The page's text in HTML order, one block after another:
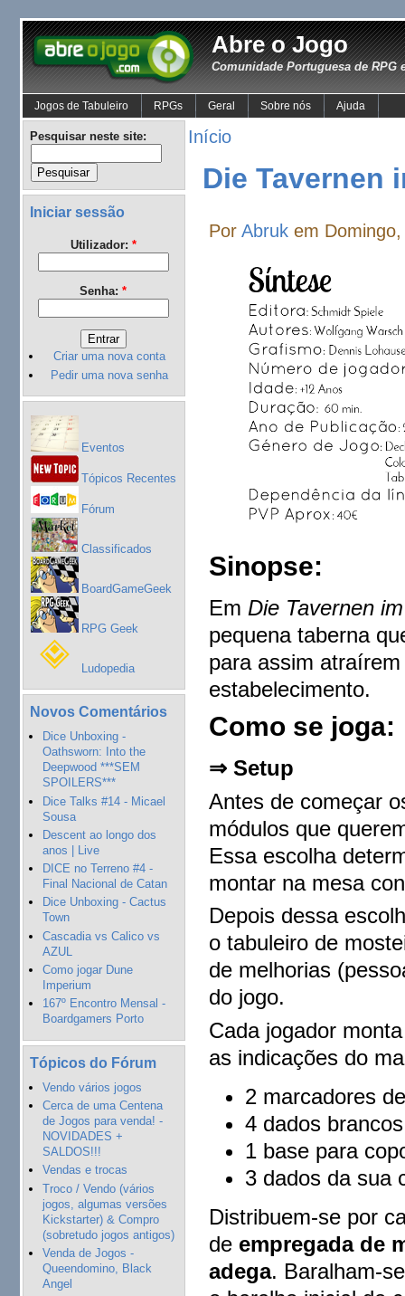
Abre o Jogo
Comunidade Portuguesa de RPG
Jogos de Tabuleiro RPGs Geral Sobre nós Ajuda
Pesquisar neste site:
Iniciar sessão
Utilizador: *
Senha:*
Criar uma nova conta
Pedir uma nova senha
Eventos
Tópicos Recentes
Fórum
Classificados
BoardGameGeek
RPG Geek
Ludopedia
Novos Comentários
Dice Unboxing -
Oathsworn: Into the
Deepwood ***SEM
SPOILERS***
Dice Talks #14 - Micael
Sousa
Descent ao longo dos
anos | Live
DICE no Terreno #4 -
Final Nacional de Catan
Dice Unboxing - Cactus
Town
Cascadia vs Calico vs
AZUL
Como jogar Dune
Imperium
167º Encontro Mensal -
Boardgamers Porto
Tópicos do Fórum
Vendo vários jogos
Cerca de uma Centena
de Jogos para venda! -
NOVIDADES +
SALDOS!!!
Vendas e trocas
Troco / Vendo (vários
jogos, algumas versões
Kickstarter) & Compro
(sobretudo jogos antigos)
Venda de Jogos -
Queendomino, Black
Angel
Início
Die Tavernen
PorAbruk em
Sinopse:
Em Die Tavernen
pequena taberna
para assim
estabelecimento.
Como se joga:
⇒ Setup
Antes de começar
módulos que
Essa escolha
montar na mesa
Depois dessa
o tabuleiro de
de melhorias
do jogo.
Cada jogador
as indicações do
2 marcadores
4 dados brancos
1 base para
3 dados da sua
Distribuem-se por
de empregada de
adega. Baralham-